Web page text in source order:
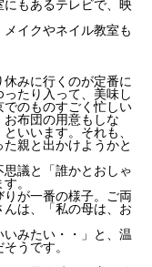
にもあるテレビで、映
イクやネイル教室も
休みに行くのが定番に
たり入って、美味し
のものすごく忙しい
布団の用意もしな
いいます。それも、
親と出かけようかと
議と「誰かとおしゃ
。
が一番の様子。ご両
は、「私の母は、お
みたい・・」と、温
うです。